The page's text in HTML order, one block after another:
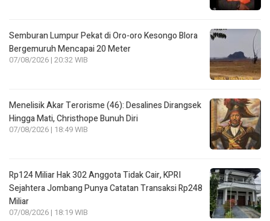
Semburan Lumpur Pekat di Oro-oro Kesongo Blora
Bergemuruh Mencapai 20 Meter
07/08/2026 | 20:32 WIB
Menelisik Akar Terorisme (46): Desalines Dirangsek
Hingga Mati, Christhope Bunuh Diri
07/08/2026 | 18:49 WIB
Rp124 Miliar Hak 302 Anggota Tidak Cair, KPRI
Sejahtera Jombang Punya Catatan Transaksi Rp248
Miliar
07/08/2026 | 18:19 WIB